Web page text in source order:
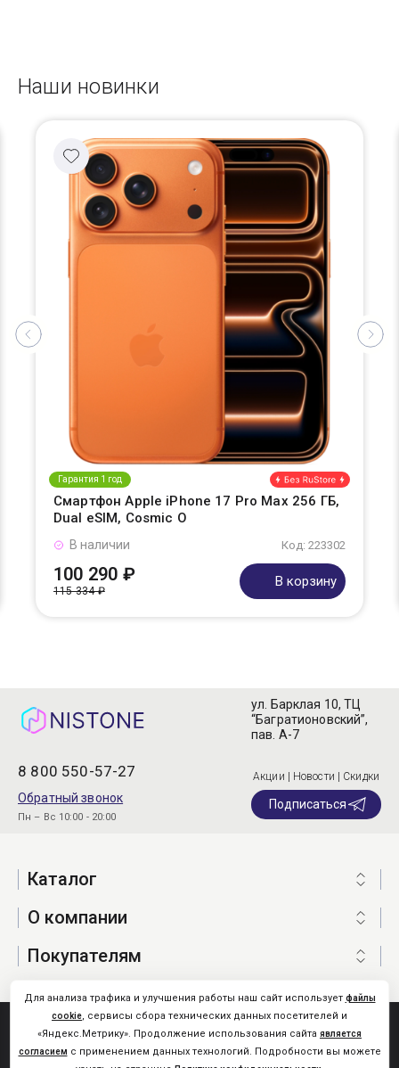
Наши новинки
Гарантия 1 год
Смартфон Apple iPhone 17 Pro Max 256 ГБ,
Dual eSIM, Cosmic O
Код: 223302
В наличии
100 290 ₽
115 334 ₽
В корзину
8 800 550-57-27
Обратный звонок
Пн – Вс 10:00 - 20:00
ул. Барклая 10, ТЦ
“Багратионовский”,
пав. А-7
Акции | Новости | Скидки
Подписаться
Каталог
О компании
Покупателям
Nistone.Ru © 2026
Карта сайта
Для анализа трафика и улучшения работы наш сайт использует файлы
cookie, сервисы сбора технических данных посетителей и
«Яндекс.Метрику». Продолжение использования сайта является
согласием с применением данных технологий. Подробности вы можете